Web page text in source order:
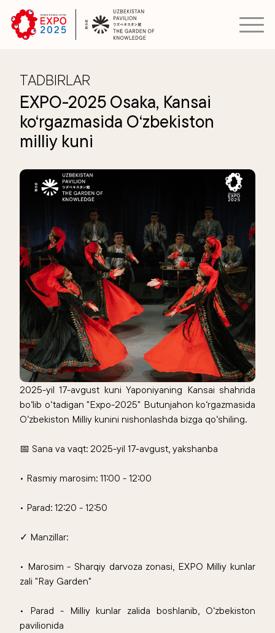
TADBIRLAR
EXPO-2025 Osaka, Kansai
ko‘rgazmasida O‘zbekiston
milliy kuni
2025-yil 17-avgust kuni Yaponiyaning Kansai shahrida
bo‘lib o‘tadigan "Expo-2025" Butunjahon ko‘rgazmasida
O‘zbekiston Milliy kunini nishonlashda bizga qo‘shiling.
📅 Sana va vaqt: 2025-yil 17-avgust, yakshanba
• Rasmiy marosim: 11:00 - 12:00
• Parad: 12:20 - 12:50
✓ Manzillar:
• Marosim - Sharqiy darvoza zonasi, EXPO Milliy kunlar
zali "Ray Garden"
• Parad - Milliy kunlar zalida boshlanib, O‘zbekiston
pavilionida